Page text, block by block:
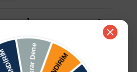
+
Hızlı Satın Al